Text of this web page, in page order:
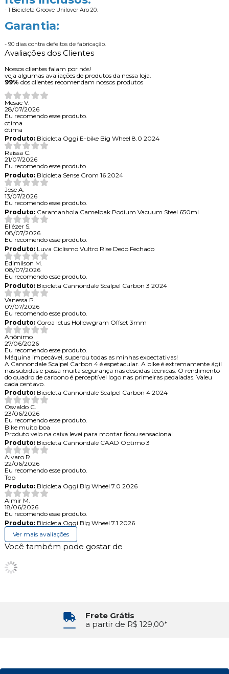
- 1 Bicicleta Groove Unilover Aro 20.
Garantia:
- 90 dias contra defeitos de fabricação.
Avaliações dos Clientes
Nossos clientes falam por nós!
veja algumas avaliações de produtos da nossa loja.
99% dos clientes recomendam nossos produtos
Mesac V.
28/07/2026
Eu recomendo esse produto.
otima
ótima
Produto:Bicicleta Oggi E-bike Big Wheel 8.0 2024
Raíssa C.
21/07/2026
Eu recomendo esse produto.
Produto:Bicicleta Sense Grom 16 2024
Jose A.
13/07/2026
Eu recomendo esse produto.
Produto:Caramanhola Camelbak Podium Vacuum Steel 650ml
Eliézer S.
08/07/2026
Eu recomendo esse produto.
Produto:Luva Ciclismo Vultro Rise Dedo Fechado
Edimilson M.
08/07/2026
Eu recomendo esse produto.
Produto:Bicicleta Cannondale Scalpel Carbon 3 2024
Vanessa P.
07/07/2026
Eu recomendo esse produto.
Produto:Coroa Ictus Hollowgram Offset 3mm
Anônimo
27/06/2026
Eu recomendo esse produto.
Máquina impecável, superou todas as minhas expectativas!
A Cannondale Scalpel Carbon 4 é espetacular. A bike é extremamente ágil
nas subidas e passa muita segurança nas descidas técnicas. O rendimento
do quadro de carbono é perceptível logo nas primeiras pedaladas. Valeu
cada centavo.
Produto:Bicicleta Cannondale Scalpel Carbon 4 2024
Osvaldo C.
23/06/2026
Eu recomendo esse produto.
Bike muito boa
Produto veio na caixa levei para montar ficou sensacional
Produto:Bicicleta Cannondale CAAD Optimo 3
Alvaro R.
22/06/2026
Eu recomendo esse produto.
Top
Produto:Bicicleta Oggi Big Wheel 7.0 2026
Almir M.
18/06/2026
Eu recomendo esse produto.
Produto:Bicicleta Oggi Big Wheel 7.1 2026
Ver mais avaliações
Você também pode gostar de
Frete Grátis
a partir de R$ 129,00*